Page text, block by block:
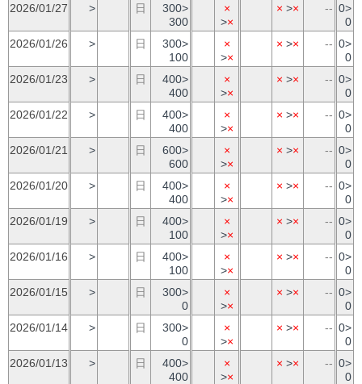
2026/01/27
> 日
300>
300
×
>×
× >× -- 0>
0
2026/01/26
> 日
300>
100
×
>×
× >× -- 0>
0
2026/01/23
> 日
400>
400
×
>×
× >× -- 0>
0
2026/01/22
> 日
400>
400
×
>×
× >× -- 0>
0
2026/01/21
> 日
600>
600
×
>×
× >× -- 0>
0
2026/01/20
> 日
400>
400
×
>×
× >× -- 0>
0
2026/01/19
> 日
400>
100
×
>×
× >× -- 0>
0
2026/01/16
> 日
400>
100
×
>×
× >× -- 0>
0
2026/01/15
> 日
300>
0
×
>×
× >× -- 0>
0
2026/01/14
> 日
300>
0
×
>×
× >× -- 0>
0
2026/01/13
> 日
400>
400
×
>×
× >× -- 0>
0